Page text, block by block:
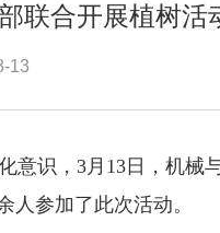
联合开展植树活
13
识，3月13日，机械
人参加了此次活动。